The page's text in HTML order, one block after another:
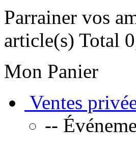
Parrainer vos
article(s) Total
Mon Panier
Ventes
--